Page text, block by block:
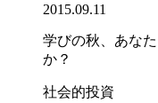
2015.09.11
学びの秋、あな
か？
社会的投資